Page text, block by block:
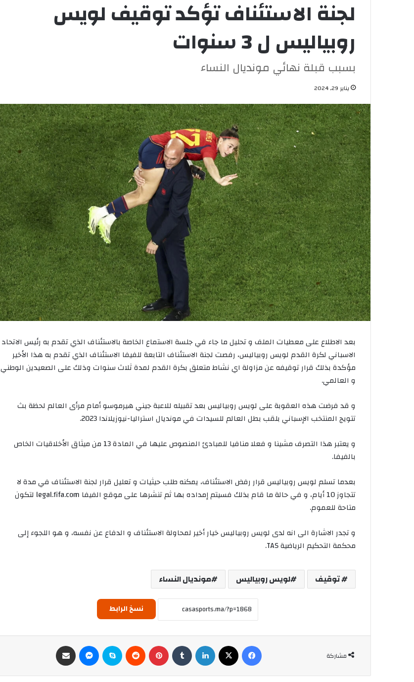
لجنة الاستئناف تؤكد توقيف لويس
روبياليس ل 3 سنوات
بسبب قبلة نهائي مونديال النساء
يناير 29, 2024
بعد الاطلاع على معطيات الملف و تحليل ما جاء في جلسة الاستماع الخاصة بالاستئناف الذي تقدم به رئيس الاتحاد
الاسباني لكرة القدم لويس روبياليس، رفصت لجنة الاستئناف التابعة للفيفا الاستئناف الذي تقدم به هذا الأخير
مؤكدة بذلك قرار توقيفه عن مزاولة اي نشاط متعلق بكرة القدم لمدة ثلاث سنوات وذلك على الصعيدين الوطني
و العالمي.
و قد فرضت هذه العقوبة على لويس روبياليس بعد تقبيله للاعبة جيني هيرموسو أمام مرأى العالم لحظة بث
تتويج المنتخب الإسباني بلقب بطل العالم للسيدات في مونديال استراليا-نيوزيلاندا 2023.
و يعتبر هذا التصرف مشينا و فعلا منافيا للمبادئ المنصوص عليها في المادة 13 من ميثاق الأخلاقيات الخاص
بالفيفا.
بعدما تسلم لويس روبياليس قرار رفض الاستئناف، يمكنه طلب حيثيات و تعليل قرار لجنة الاستئناف في مدة لا
تتجاوز 10 أيام، و في حالة ما قام بذلك فسيتم إمداده بها ثم تنشرها على موقع الفيفا legal.fifa.com لتكون
متاحة للعموم.
و تجدر الاشارة الى انه لدى لويس روبياليس خيار أخير لمحاولة الاستئناف و الدفاع عن نفسه، و هو اللجوء إلى
محكمة التحكيم الرياضية TAS.
توقيف لويس روبياليس مونديال النساء
نسخ الرابط
مشاركة